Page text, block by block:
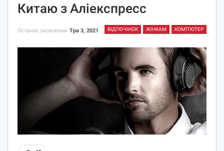
Китаю з Аліекспресс
ВІДПОЧІНОК ЖІНКАМ КОМП’ЮТЕР
Останнє оновлення Тра 3, 2021